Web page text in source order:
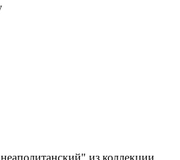
из коллекции